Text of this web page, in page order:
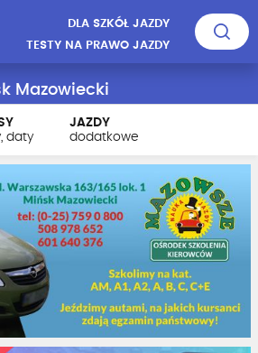
DLA SZKÓŁ JAZDY
TESTY NA PRAWO JAZDY
Mazowiecki
daty
JAZDY
dodatkowe